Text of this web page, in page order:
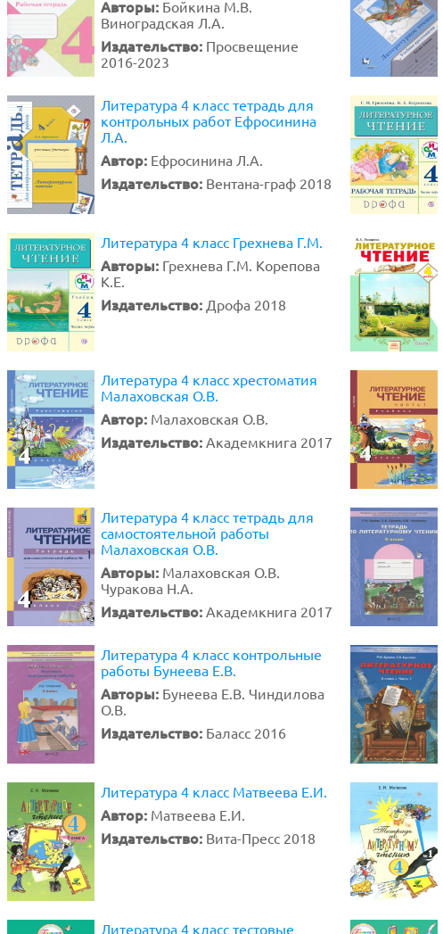
Авторы: Бойкина М.В.
Виноградская Л.А.
Издательство: Просвещение
2016-2023
Литература 4 класс тетрадь для
контрольных работ Ефросинина
Л.А.
Автор: Ефросинина Л.А.
Издательство: Вентана-граф 2018
Литература 4 класс Грехнева Г.М.
Авторы: Грехнева Г.М. Корепова
К.Е.
Издательство: Дрофа 2018
Литература 4 класс хрестоматия
Малаховская О.В.
Автор: Малаховская О.В.
Издательство: Академкнига 2017
Литература 4 класс тетрадь для
самостоятельной работы
Малаховская О.В.
Авторы: Малаховская О.В.
Чуракова Н.А.
Издательство: Академкнига 2017
Литература 4 класс контрольные
работы Бунеева Е.В.
Авторы: Бунеева Е.В. Чиндилова
О.В.
Издательство: Баласс 2016
Литература 4 класс Матвеева Е.И.
Автор: Матвеева Е.И.
Издательство: Вита-Пресс 2018
Литература 4 класс тестовые